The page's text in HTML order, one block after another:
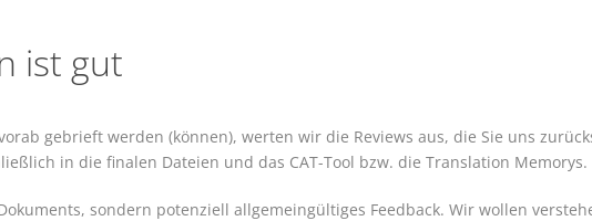
ist gut
gebrieft werden (können), werten wir die Reviews aus, die Sie uns
in die finalen Dateien und das CAT-Tool bzw. die Translation Memorys.
sondern potenziell allgemeingültiges Feedback. Wir wollen